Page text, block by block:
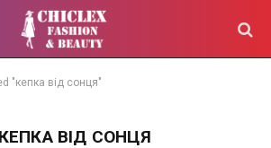
"кепка від сонця"
КЕПКА ВІД СОНЦЯ